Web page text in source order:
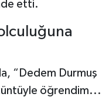
etti.
“Dedem Durmuş
öğrendim...